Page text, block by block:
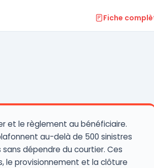
Fiche
et le règlement au bénéficiaire.
au-delà de 500 sinistres
dépendre du courtier. Ces
le provisionnement et la clôture